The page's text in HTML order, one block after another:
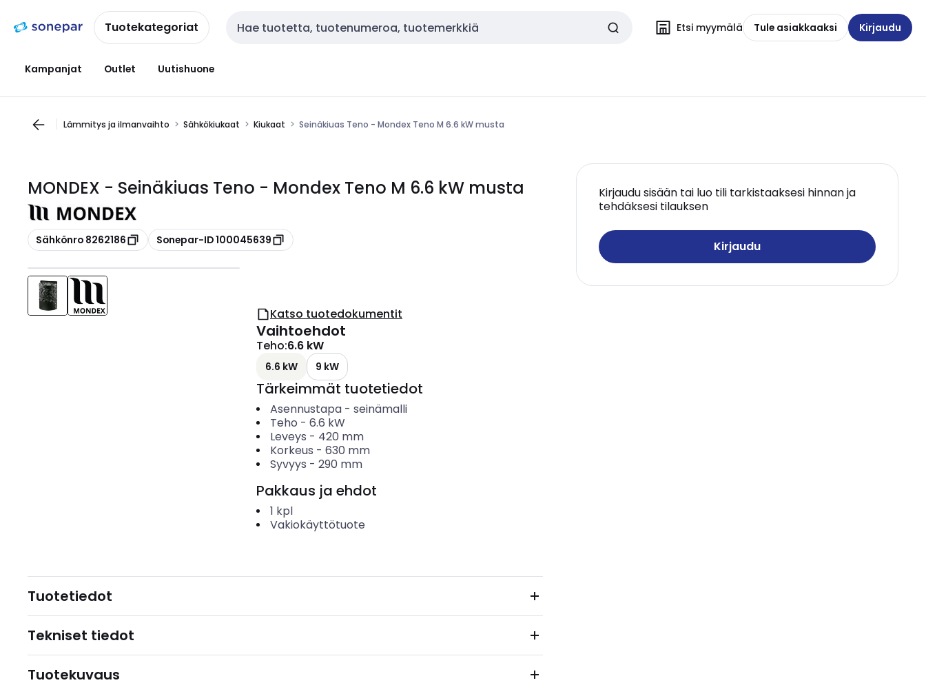
navigointiinsisältöönTuotekategoriat Haku Etsi myymälä Tule asiakkaaksi Kirjaudu
Kampanjat Outlet Uutishuone
Lämmitys ja ilmanvaihto Sähkökiukaat Kiukaat Seinäkiuas Teno - Mondex Teno M 6.6 kW musta
MONDEX - Seinäkiuas Teno - Mondex Teno M 6.6 kW musta
Kopioi
Sähkönro 8262186 Kopioi
Sonepar-ID 100045639
Kirjaudu sisään tai luo tili tarkistaaksesi hinnan ja
tehdäksesi tilauksen
Kirjaudu
Katso tuotedokumentit
Vaihtoehdot
Teho:6.6 kW
6.6 kW 9 kW
Tärkeimmät tuotetiedot
Asennustapa- seinämalli
Teho - 6.6 kW
Leveys - 420 mm
Korkeus - 630 mm
Syvyys - 290 mm
Pakkaus ja ehdot
1 kpl
Vakiokäyttötuote
Tuotetiedot
Tekniset tiedot
Tuotekuvaus